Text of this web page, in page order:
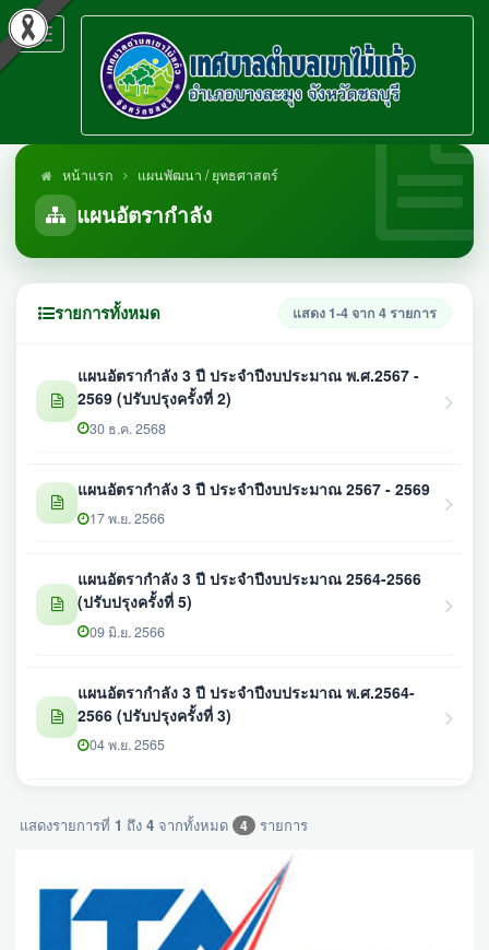
Toggle
navigation
หน้าแรก แผนพัฒนา / ยุทธศาสตร์
แผนอัตรากำลัง
รายการทั้งหมด แสดง 1-4 จาก 4 รายการ
แผนอัตรากำลัง 3 ปี ประจำปีงบประมาณ พ.ศ.2567 -
2569 (ปรับปรุงครั้งที่ 2)
30 ธ.ค. 2568
แผนอัตรากำลัง 3 ปี ประจำปีงบประมาณ 2567 - 2569
17 พ.ย. 2566
แผนอัตรากำลัง 3 ปี ประจำปีงบประมาณ 2564-2566
(ปรับปรุงครั้งที่ 5)
09 มิ.ย. 2566
แผนอัตรากำลัง 3 ปี ประจำปีงบประมาณ พ.ศ.2564-
2566 (ปรับปรุงครั้งที่ 3)
04 พ.ย. 2565
แสดงรายการที่ 1 ถึง 4 จากทั้งหมด 4 รายการ